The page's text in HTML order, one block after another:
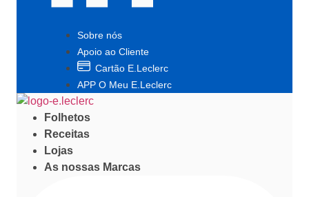
Sobre nós
Apoio ao Cliente
Cartão E.Leclerc
APP O Meu E.Leclerc
Folhetos
Receitas
Lojas
As nossas Marcas